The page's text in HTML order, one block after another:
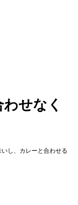
せなく
し、カレーと合わせる